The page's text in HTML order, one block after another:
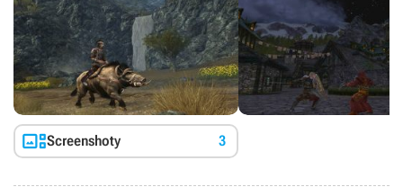
Screenshoty 3